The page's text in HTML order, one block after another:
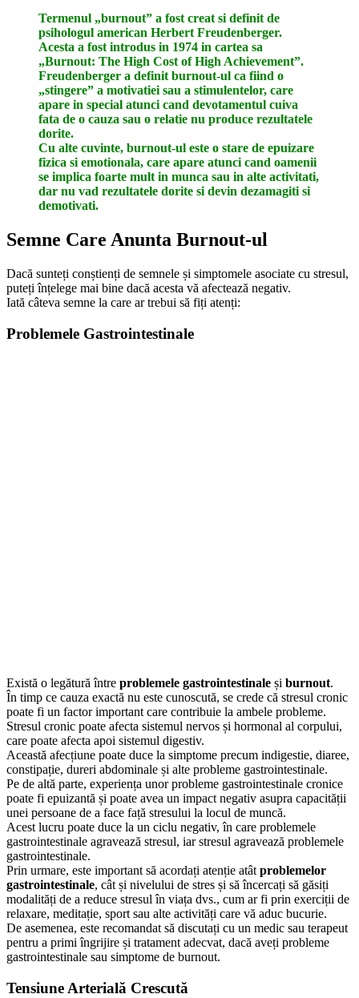
Termenul „burnout” a fost creat si definit de
psihologul american Herbert Freudenberger.
Acesta a fost introdus in 1974 in cartea sa
„Burnout: The High Cost of High Achievement”.
Freudenberger a definit burnout-ul ca fiind o
„stingere” a motivatiei sau a stimulentelor, care
apare in special atunci cand devotamentul cuiva
fata de o cauza sau o relatie nu produce rezultatele
dorite.
Cu alte cuvinte, burnout-ul este o stare de epuizare
fizica si emotionala, care apare atunci cand oamenii
se implica foarte mult in munca sau in alte activitati,
dar nu vad rezultatele dorite si devin dezamagiti si
demotivati.
Semne Care Anunta Burnout-ul
Dacă sunteți conștienți de semnele și simptomele asociate cu stresul,
puteți înțelege mai bine dacă acesta vă afectează negativ.
Iată câteva semne la care ar trebui să fiți atenți:
Problemele Gastrointestinale
Există o legătură între problemele gastrointestinale și burnout.
În timp ce cauza exactă nu este cunoscută, se crede că stresul cronic
poate fi un factor important care contribuie la ambele probleme.
Stresul cronic poate afecta sistemul nervos și hormonal al corpului,
care poate afecta apoi sistemul digestiv.
Această afecțiune poate duce la simptome precum indigestie, diaree,
constipație, dureri abdominale și alte probleme gastrointestinale.
Pe de altă parte, experiența unor probleme gastrointestinale cronice
poate fi epuizantă și poate avea un impact negativ asupra capacității
unei persoane de a face față stresului la locul de muncă.
Acest lucru poate duce la un ciclu negativ, în care problemele
gastrointestinale agravează stresul, iar stresul agravează problemele
gastrointestinale.
Prin urmare, este important să acordați atenție atâtproblemelor
gastrointestinale, cât și nivelului de stres și să încercați să găsiți
modalități de a reduce stresul în viața dvs., cum ar fi prin exerciții de
relaxare, meditație, sport sau alte activități care vă aduc bucurie.
De asemenea, este recomandat să discutați cu un medic sau terapeut
pentru a primi îngrijire și tratament adecvat, dacă aveți probleme
gastrointestinale sau simptome de burnout.
Tensiune Arterială Crescută